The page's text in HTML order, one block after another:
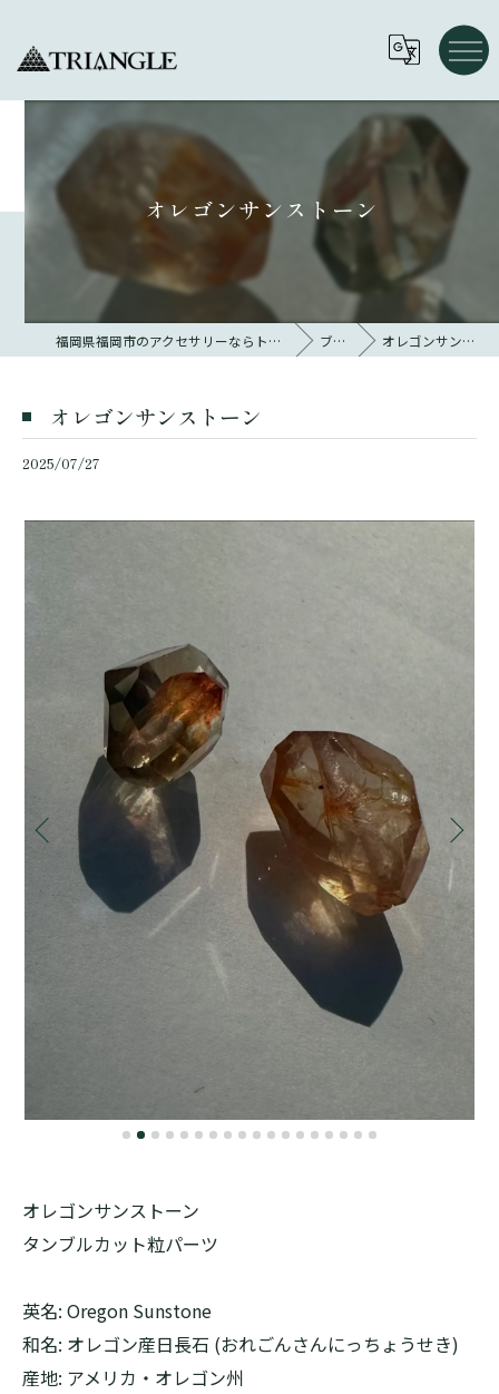
オレゴンサンストーン
福岡県福岡市のアクセサリーならトライアングル 大名 ブログ オレゴンサンストーン
オレゴンサンストーン
2025/07/27
オレゴンサンストーン
タンブルカット粒パーツ
英名: Oregon Sunstone
和名: オレゴン産日長石 (おれごんさんにっちょうせき)
産地: アメリカ・オレゴン州